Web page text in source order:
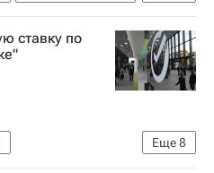
Банки
ставку по
Еще8